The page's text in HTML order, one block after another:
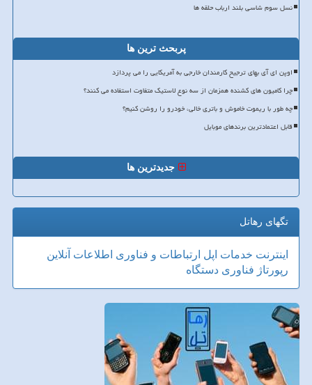
نسل سوم شاسی بلند ارباب حلقه ها
پربحث ترین ها
اوپن ای آی بهای ترجیح کارمندان خارجی به آمریکایی را می پردازد
چرا کامیون های کشنده همزمان از سه نوع لاستیک متفاوت استفاده می کنند؟
چه طور با ریموت خاموش و باتری خالی، خودرو را روشن کنیم؟
قابل اعتمادترین برندهای موبایل
جدیدترین ها
تگهای رهاتل
اینترنت خدمات اپل ارتباطات و فناوری اطلاعات آنلاین
رپورتاژ فناوری دستگاه